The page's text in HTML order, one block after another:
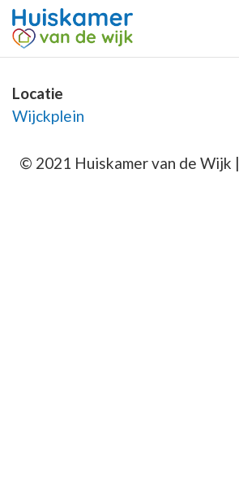
Locatie
Wijckplein
© 2021 Huiskamer van de Wijk |